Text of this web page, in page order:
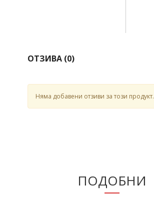
ОТЗИВА (0)
Няма добавени отзиви за този продукт.
ПОДОБНИ